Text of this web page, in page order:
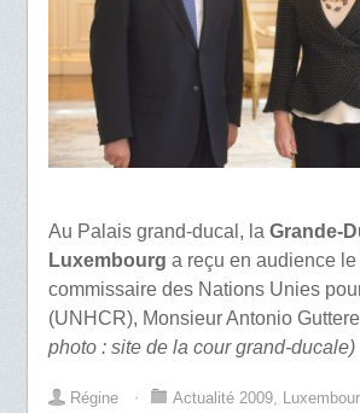
Au Palais grand-ducal, la Grande-
Luxembourg a reçu en audience le
commissaire des Nations Unies
(UNHCR), Monsieur Antonio
photo : site de la cour grand-ducale)
Régine ⋅ Actualité 2009,